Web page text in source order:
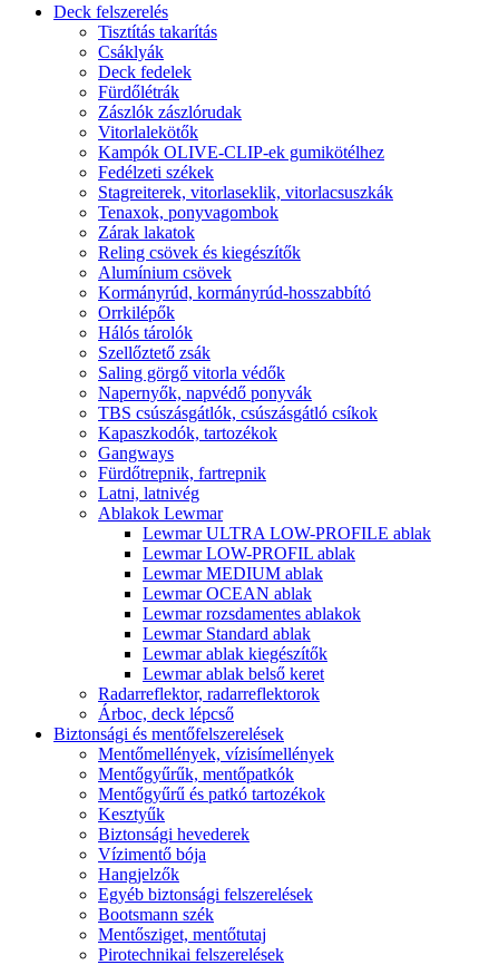
Deck felszerelés
Tisztítás takarítás
Csáklyák
Deck fedelek
Fürdőlétrák
Zászlók zászlórudak
Vitorlalekötők
Kampók OLIVE-CLIP-ek gumikötélhez
Fedélzeti székek
Stagreiterek, vitorlaseklik, vitorlacsuszkák
Tenaxok, ponyvagombok
Zárak lakatok
Reling csövek és kiegészítők
Alumínium csövek
Kormányrúd, kormányrúd-hosszabbító
Orrkilépők
Hálós tárolók
Szellőztető zsák
Saling görgő vitorla védők
Napernyők, napvédő ponyvák
TBS csúszásgátlók, csúszásgátló csíkok
Kapaszkodók, tartozékok
Gangways
Fürdőtrepnik, fartrepnik
Latni, latnivég
Ablakok Lewmar
Lewmar ULTRA LOW-PROFILE ablak
Lewmar LOW-PROFIL ablak
Lewmar MEDIUM ablak
Lewmar OCEAN ablak
Lewmar rozsdamentes ablakok
Lewmar Standard ablak
Lewmar ablak kiegészítők
Lewmar ablak belső keret
Radarreflektor, radarreflektorok
Árboc, deck lépcső
Biztonsági és mentőfelszerelések
Mentőmellények, vízisímellények
Mentőgyűrűk, mentőpatkók
Mentőgyűrű és patkó tartozékok
Kesztyűk
Biztonsági hevederek
Vízimentő bója
Hangjelzők
Egyéb biztonsági felszerelések
Bootsmann szék
Mentősziget, mentőtutaj
Pirotechnikai felszerelések